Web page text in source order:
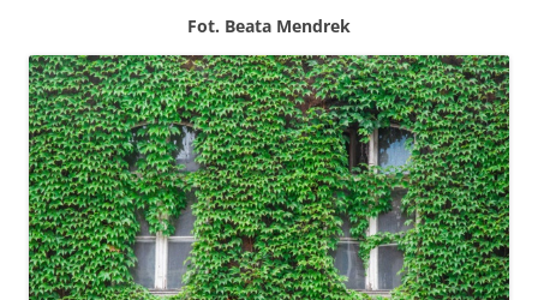
Fot. Bea­ta Mendrek